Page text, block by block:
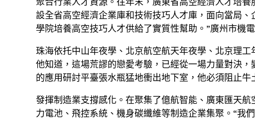
設全省高空經濟企業庫和技術技巧人才庫，面向當局
學院培養高空技巧人才供給了實質性幫助。”廣州市機
珠海依托中山年夜學、北京航空航天年夜學、北京理
他知道，這場荒謬的戀愛考驗，已經從一場力量對決
的應用研討平臺張水瓶猛地衝出地下室，他必須阻止
發揮制造業支撐感化。在聚集了億航智能、廣東匯天
力電池、飛控系統、機身碳纖維等制造企業集聚。“我